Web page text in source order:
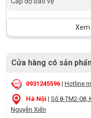
Xem
Cửa hàng có sản
0931245596 | Hotline
Hà Nội | Số 8-TM2-08,
Nguyễn Xiển